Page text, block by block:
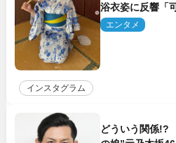
浴衣姿に反響「
エンタメ
インスタグラム
どういう関係!?